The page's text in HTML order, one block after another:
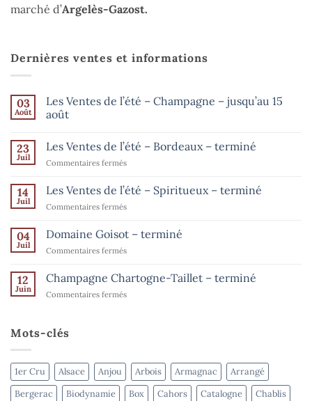
marché d’Argelès-Gazost.
Dernières ventes et informations
03
Août
Les Ventes de l’été – Champagne – jusqu’au 15
août
sur
Ventes
–
août
23
Juil
Les Ventes de l’été – Bordeaux – terminé
Commentaires ferméssur
Ventes
de
l’été
Bordeaux
terminé
14
Juil
Les Ventes de l’été – Spiritueux – terminé
Commentaires ferméssur
Ventes
de
l’été
Spiritueux
terminé
04
Juil
Domaine Goisot – terminé
Commentaires ferméssur
Goisot
–
terminé
12
Juin
Champagne Chartogne-Taillet – terminé
Commentaires ferméssur
Mots-clés
1er Cru Alsace Anjou Arbois Armagnac
Arrangé
Bergerac
Biodynamie Box Cahors Catalogne
Chablis